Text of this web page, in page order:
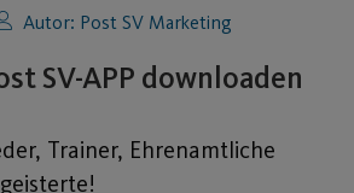
Autor: Post SV Marketing
SV-APP downloaden
Trainer, Ehrenamtliche